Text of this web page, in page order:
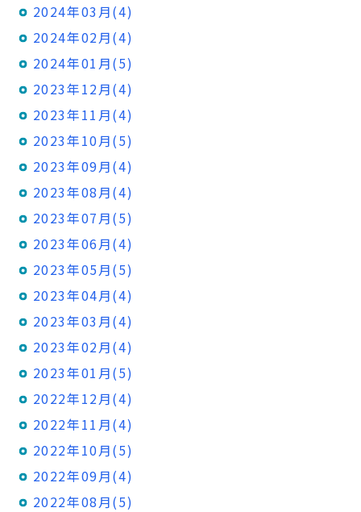
2024年03月(4)
2024年02月(4)
2024年01月(5)
2023年12月(4)
2023年11月(4)
2023年10月(5)
2023年09月(4)
2023年08月(4)
2023年07月(5)
2023年06月(4)
2023年05月(5)
2023年04月(4)
2023年03月(4)
2023年02月(4)
2023年01月(5)
2022年12月(4)
2022年11月(4)
2022年10月(5)
2022年09月(4)
2022年08月(5)